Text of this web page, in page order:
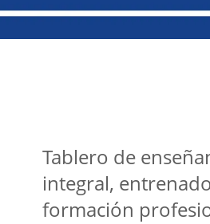
Tablero de
integral,
formación